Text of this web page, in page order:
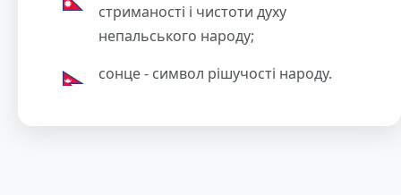
стриманості і чистоти духу
непальського народу;
сонце - символ рішучості народу.